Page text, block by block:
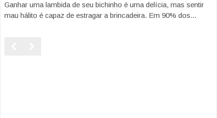
Ganhar uma lambida de seu bichinho é uma delícia, mas sentir
mau hálito é capaz de estragar a brincadeira. Em 90% dos...